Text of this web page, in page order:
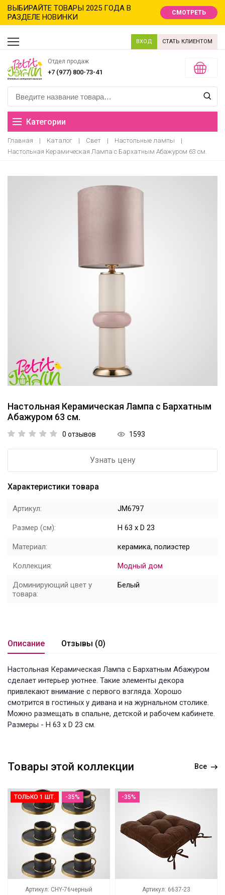
ВЫБИРАЙТЕ ТОВАРЫ 2025 ГОДА В
РАЗДЕЛЕ НОВИНКИ
СМОТРЕТЬ
ВХОД СТАТЬ КЛИЕНТОМ
Отдел продаж
+7 (977) 800-73-41
Категории
Распродажа
Новый год новинки
Ароматы
Посуда
Аксессуары
Новый год
НОВЫЙ ГОД НОВИНКИ
Распродажа
Кролики
Главная | Каталог | Свет | Настольные лампы
|
Настольная Керамическая Лампа с Бархатным Абажуром 63 см.
Настольная Керамическая Лампа с Бархатным
Абажуром 63 см.
0 отзывов 1593
Узнать цену
Характеристики товара
Артикул: JM6797
Размер (см): H 63 x D 23
Материал: керамика, полиэстер
Коллекция: Модный дом
Доминирующий цвет у
товара:
Белый
Описание Отзывы (0)
Настольная Керамическая Лампа с Бархатным Абажуром
сделает интерьер уютнее. Такие элементы декора
привлекают внимание с первого взгляда. Хорошо
смотрится в гостиных у дивана и на журнальном столике.
Можно размещать в спальне, детской и рабочем кабинете.
Размеры - H 63 x D 23 см.
Товары этой коллекции Все
ТОЛЬКО 1 ШТ. -35%
Артикул: CHY-76черный
-35%
Артикул: 6637-23